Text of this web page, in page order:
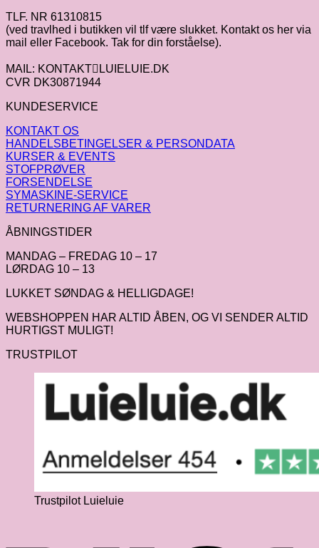
TLF. NR 61310815
(ved travlhed i butikken vil tlf være slukket. Kontakt os her via
mail eller Facebook. Tak for din forståelse).
MAIL: KONTAKTLUIELUIE.DK
CVR DK30871944
KUNDESERVICE
KONTAKT OS
HANDELSBETINGELSER & PERSONDATA
KURSER & EVENTS
STOFPRØVER
FORSENDELSE
SYMASKINE-SERVICE
RETURNERING AF VARER
ÅBNINGSTIDER
MANDAG – FREDAG 10 – 17
LØRDAG 10 – 13
LUKKET SØNDAG & HELLIGDAGE!
WEBSHOPPEN HAR ALTID ÅBEN, OG VI SENDER ALTID
HURTIGST MULIGT!
TRUSTPILOT
Trustpilot Luieluie